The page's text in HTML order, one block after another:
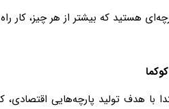
هستید که بیشتر از هر چیز، کار
با هدف تولید پارچه‌هایی